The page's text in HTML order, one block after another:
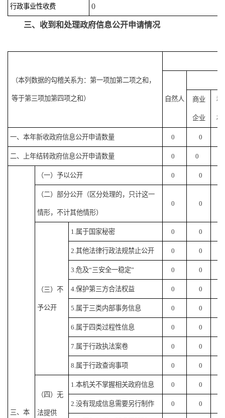
行政事业性收费 0
三、收到和处理政府信息公开申请情况
（本列数据的勾稽关系为：第一项加第二项之和，
等于第三项加第四项之和） 自然人 商业
企业
科
机
一、本年新收政府信息公开申请数量 0 0
二、上年结转政府信息公开申请数量 0 0
三、本
（一）予以公开 0 0
（二）部分公开（区分处理的，只计这一
情形，不计其他情形）
0 0
（三）不
予公开
1.属于国家秘密 0 0
2.其他法律行政法规禁止公开 0 0
3.危及“三安全一稳定” 0 0
4.保护第三方合法权益 0 0
5.属于三类内部事务信息 0 0
6.属于四类过程性信息 0 0
7.属于行政执法案卷 0 0
8.属于行政查询事项 0 0
（四）无
法提供
1.本机关不掌握相关政府信息 0 0
2.没有现成信息需要另行制作 0 0